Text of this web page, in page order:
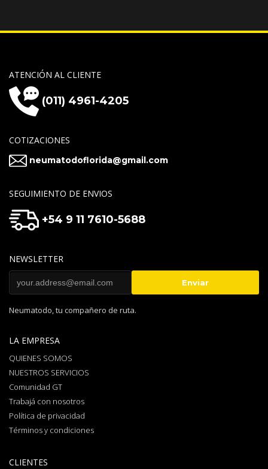
ATENCIÓN AL CLIENTE
(011) 4961-4205
COTIZACIONES
neumatodoflorida@gmail.com
SEGUIMIENTO DE ENVIOS
+54 9 11 7610-5688
NEWSLETTER
Neumatodo, tu compañero de ruta.
LA EMPRESA
QUIENES SOMOS
NUESTROS SERVICIOS
Comunidad GT
Trabajá con nosotros
Política de privacidad
Términos y condiciones
CLIENTES